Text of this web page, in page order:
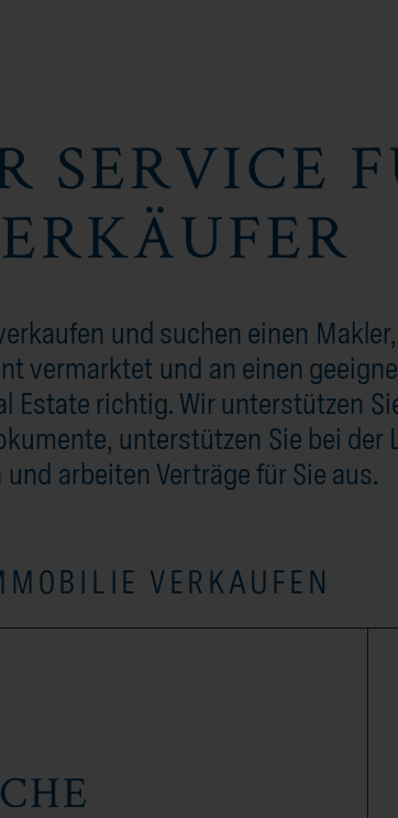
SERVICE
und suchen einen
vermarktet und an einen
Estate richtig. Wir unterstützen
unterstützen Sie bei
und arbeiten Verträge für Sie aus.
VERKAUFEN